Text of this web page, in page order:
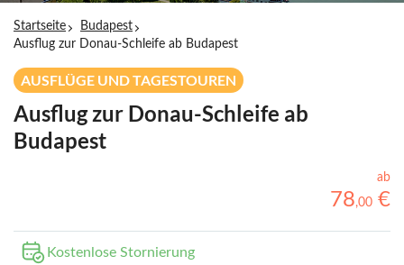
Startseite
Budapest
Ausflug zur Donau-Schleife ab Budapest
AUSFLÜGE UND TAGESTOUREN
Ausflug zur Donau-Schleife ab
Budapest
ab
78,00 €
Kostenlose Stornierung